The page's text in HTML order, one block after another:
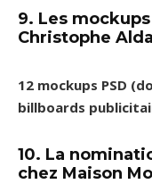
9. Les
Christophe
12 mockups PSD
billboards
10. La
chez Maison